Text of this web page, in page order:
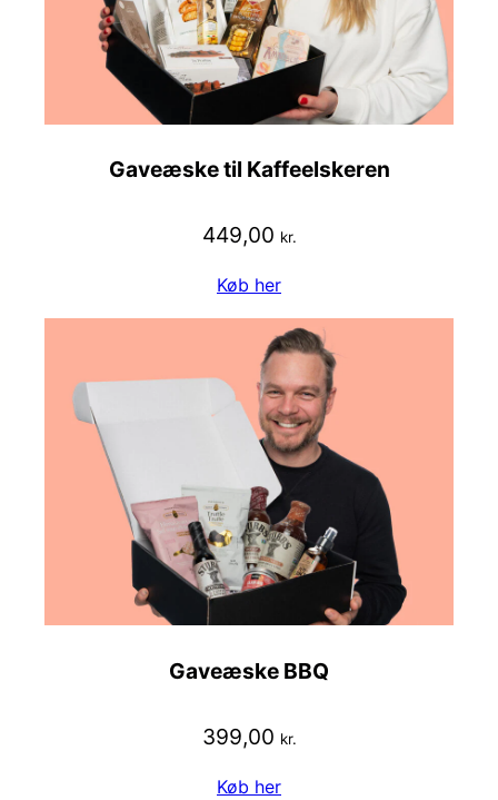
Gaveæske til Kaffeelskeren
449,00 kr.
Køb her
Gaveæske BBQ
399,00 kr.
Køb her